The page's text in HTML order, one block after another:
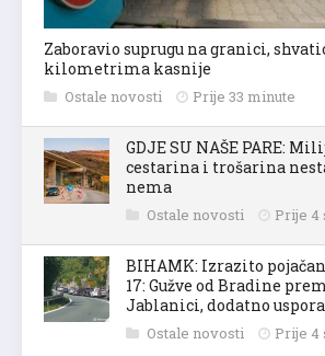
Zaboravio suprugu na granici,
kilometrima kasnije
Ostale novosti Prije 33 minute
GDJE SU NAŠE PARE:
cestarina i trošarina
nema
Ostale novosti Prije 4
BIHAMK: Izrazito
17: Gužve od Bradine
Jablanici, dodatno
Ostale novosti Prije 4